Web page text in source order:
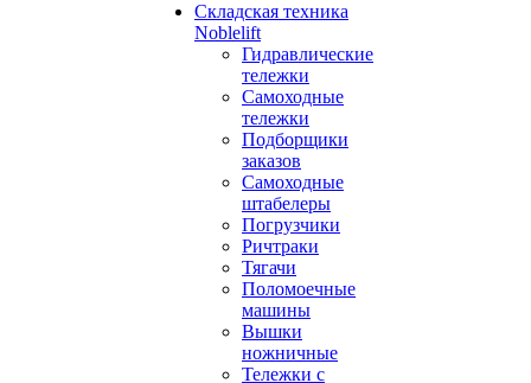
Складская техника
Noblelift
Гидравлические
тележки
Самоходные
тележки
Подборщики
заказов
Самоходные
штабелеры
Погрузчики
Ричтраки
Тягачи
Поломоечные
машины
Вышки
ножничные
Тележки с